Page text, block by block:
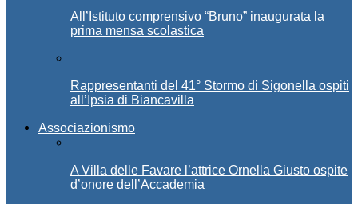
All’Istituto comprensivo “Bruno” inaugurata la
prima mensa scolastica
Rappresentanti del 41° Stormo di Sigonella ospiti
all’Ipsia di Biancavilla
Associazionismo
A Villa delle Favare l’attrice Ornella Giusto ospite
d’onore dell’Accademia